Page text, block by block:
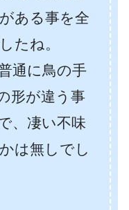
ある事を全
たね。
通に鳥の手
形が違う事
、凄い不味
は無しでし